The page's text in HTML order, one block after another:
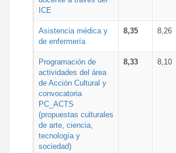
ICE
Asistencia médica y
de enfermería
8,35 8,26
Programación de
actividades del área
de Acción Cultural y
convocatoria
PC_ACTS
(propuestas culturales
de arte, ciencia,
tecnología y
sociedad)
8,33 8,10